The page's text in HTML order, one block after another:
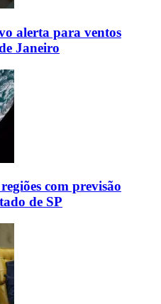
alerta para ventos
Janeiro
com previsão
de SP